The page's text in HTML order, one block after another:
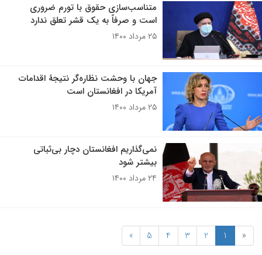
متناسب‌سازی حقوق با تورم ضروری
است و صرفاً به یک قشر تعلق ندارد
۲۵ مرداد ۱۴۰۰
جهان با وحشت نظاره‌گر نتیجۀ اقدامات
آمریکا در افغانستان است
۲۵ مرداد ۱۴۰۰
نمی‌گذاریم افغانستان دچار بی‌ثباتی
بیشتر شود
۲۴ مرداد ۱۴۰۰
«
1
2
3
4
5
»